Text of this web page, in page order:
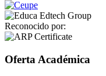
Reconocido por:
Oferta Académica